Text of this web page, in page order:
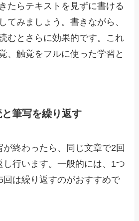
たらテキストを見ずに書ける
てみましょう。書きながら、
むとさらに効果的です。これ
、触覚をフルに使った学習と
筆写を繰り返す
終わったら、同じ文章で2回
し行います。一般的には、1つ
回は繰り返すのがおすすめで